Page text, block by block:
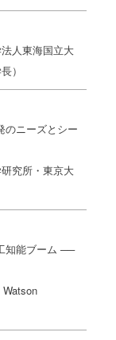
人東海国立大
）
のニーズとシー
究所・東京大
知能ブーム ──